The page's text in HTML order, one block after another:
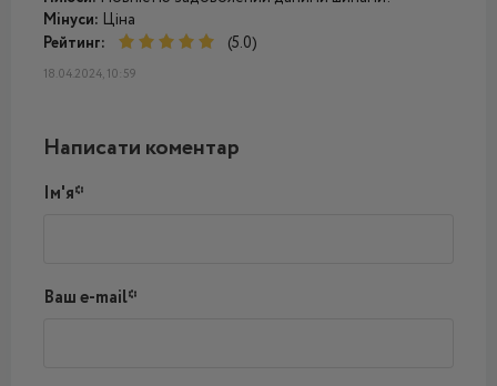
Мінуси: Ціна
Рейтинг:
(5.0)
18.04.2024, 10:59
Написати коментар
Ім'я*
Ваш e-mail*